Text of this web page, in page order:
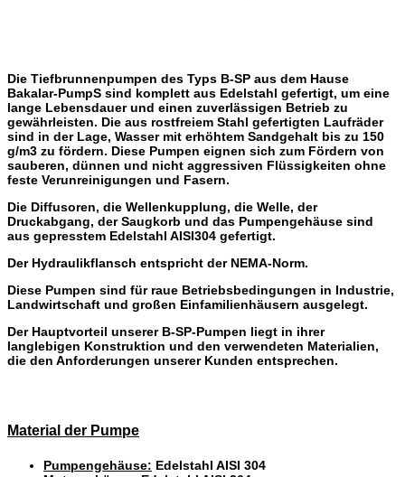
Die Tiefbrunnenpumpen des Typs B-SP aus dem Hause
Bakalar-PumpS sind komplett aus Edelstahl gefertigt, um eine
lange Lebensdauer und einen zuverlässigen Betrieb zu
gewährleisten. Die aus rostfreiem Stahl gefertigten Laufräder
sind in der Lage, Wasser mit erhöhtem Sandgehalt bis zu 150
g/m3 zu fördern. Diese Pumpen eignen sich zum Fördern von
sauberen, dünnen und nicht aggressiven Flüssigkeiten ohne
feste Verunreinigungen und Fasern.
Die Diffusoren, die Wellenkupplung, die Welle, der
Druckabgang, der Saugkorb und das Pumpengehäuse sind
aus gepresstem Edelstahl AISI304 gefertigt.
Der Hydraulikflansch entspricht der NEMA-Norm.
Diese Pumpen sind für raue Betriebsbedingungen in Industrie,
Landwirtschaft und großen Einfamilienhäusern ausgelegt.
Der Hauptvorteil unserer B-SP-Pumpen liegt in ihrer
langlebigen Konstruktion und den verwendeten Materialien,
die den Anforderungen unserer Kunden entsprechen.
Material der Pumpe
Pumpengehäuse: Edelstahl AISI 304